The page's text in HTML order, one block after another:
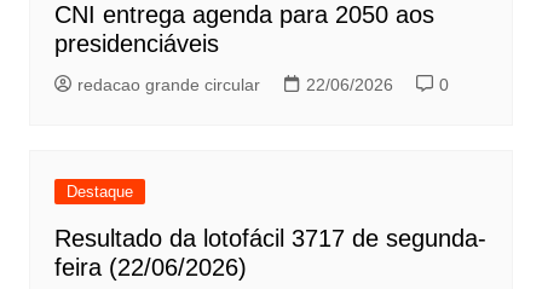
CNI entrega agenda para 2050 aos
presidenciáveis
redacao grande circular 22/06/2026 0
Destaque
Resultado da lotofácil 3717 de segunda-
feira (22/06/2026)